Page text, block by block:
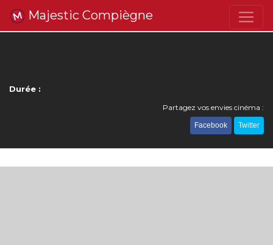
Majestic Compiègne
Durée :
Partagez vos envies cinéma :
Facebook Twitter